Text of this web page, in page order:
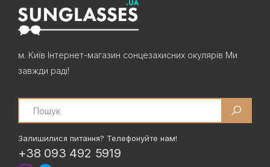
м. Київ Інтернет-магазин сонцезахисних окулярів Ми
завжди раді!
Search
Залишилися питання? Телефонуйте нам!
+38 093 492 5919